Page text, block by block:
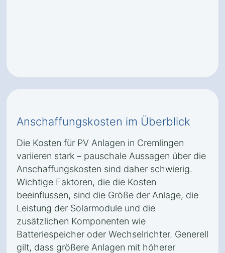
Anschaffungskosten im Überblick
Die Kosten für PV Anlagen in Cremlingen
variieren stark – pauschale Aussagen über die
Anschaffungskosten sind daher schwierig.
Wichtige Faktoren, die die Kosten
beeinflussen, sind die Größe der Anlage, die
Leistung der Solarmodule und die
zusätzlichen Komponenten wie
Batteriespeicher oder Wechselrichter. Generell
gilt, dass größere Anlagen mit höherer